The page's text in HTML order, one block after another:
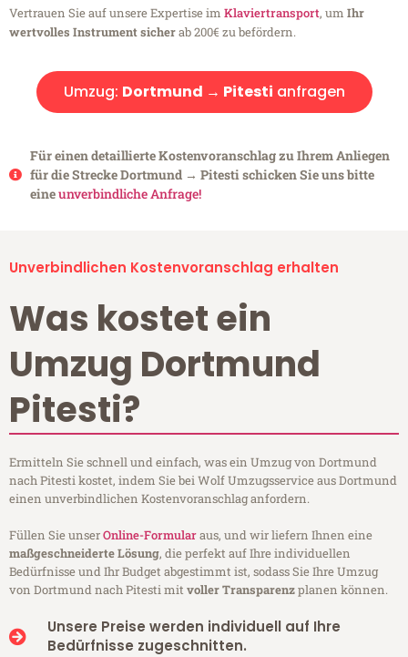
Vertrauen Sie auf unsere Expertise im Klaviertransport, um Ihr
wertvolles Instrument sicherab 200€ zu befördern.
Umzug: Dortmund → Pitesti anfragen
Für einen detaillierte Kostenvoranschlag zu Ihrem Anliegen
für die Strecke Dortmund → Pitesti schicken Sie uns bitte
eineunverbindliche Anfrage!
Unverbindlichen Kostenvoranschlag erhalten
Was kostet ein
Umzug Dortmund
Pitesti?
Ermitteln Sie schnell und einfach, was ein Umzug von Dortmund
nach Pitesti kostet, indem Sie bei Wolf Umzugsservice aus Dortmund
einen unverbindlichen Kostenvoranschlag anfordern.
Füllen Sie unserOnline-Formularaus, und wir liefern Ihnen eine
maßgeschneiderte Lösung, die perfekt auf Ihre individuellen
Bedürfnisse und Ihr Budget abgestimmt ist, sodass Sie Ihre Umzug
von Dortmund nach Pitesti mitvoller Transparenzplanen können.
Unsere Preise werden individuell auf Ihre
Bedürfnisse zugeschnitten.